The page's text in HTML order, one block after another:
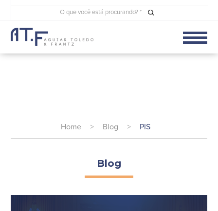
Home > Blog > PIS
Blog